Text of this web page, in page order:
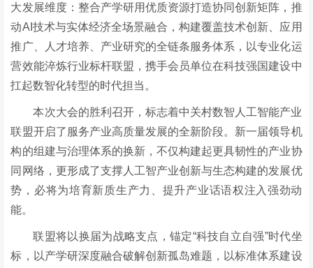
大发展维度：整合产学研用优质资源打造协同创新矩阵，推
动AI技术与实体经济全场景融合，构建覆盖技术创新、应用
推广、人才培养、产业研究的全链条服务体系，以专业化运
营效能淬炼行业标杆联盟，携手会员单位在科技强国建设中
扛起数智化转型的时代担当。
本次大会的胜利召开，标志着中关村数智人工智能产业
联盟开启了服务产业高质量发展的全新阶段。新一届领导机
构的组建与治理体系的换新，不仅构建起更具韧性的产业协
同网络，更形成了支撑人工智产业创新与生态构建的发展优
势，必将为培育新质生产力、提升产业话语权注入强劲动
能。
联盟将以换届为战略支点，锚定“科技自立自强”时代坐
标，以产学研深度融合破解创新孤岛难题，以标准体系建设